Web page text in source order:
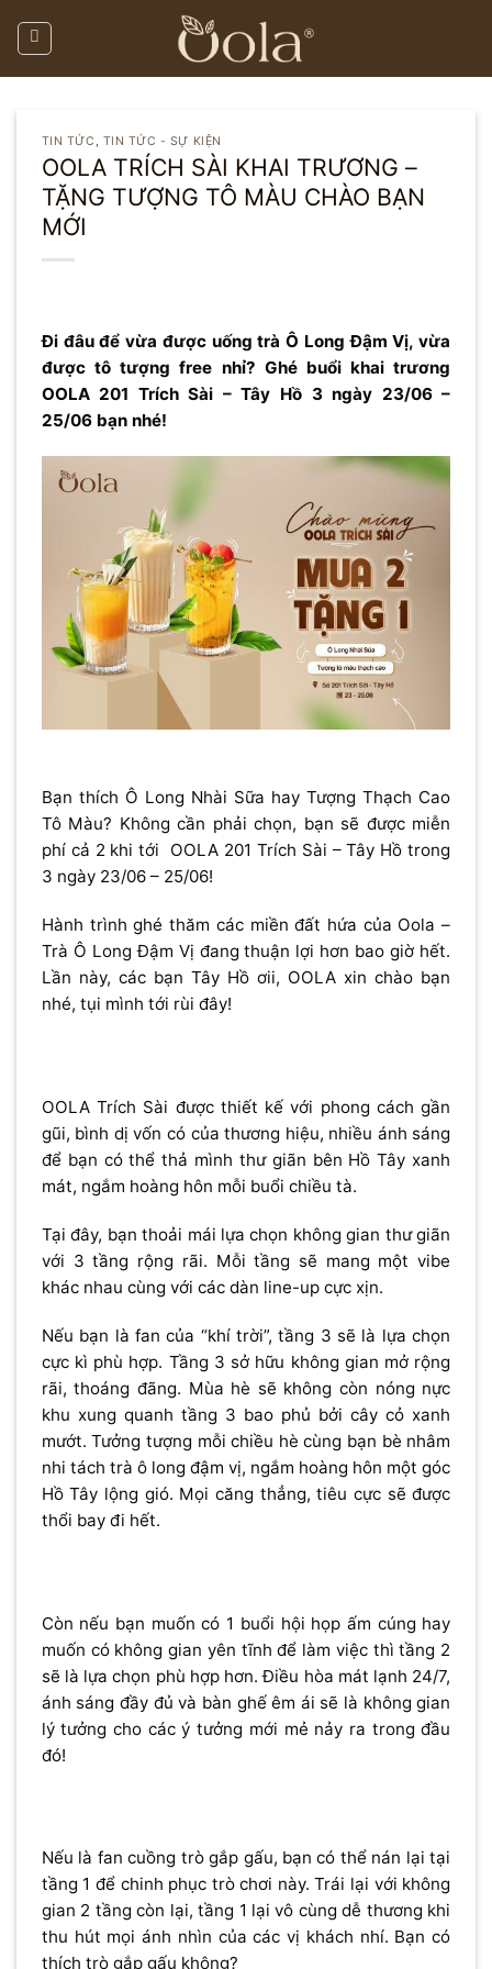
TIN TỨC , TIN TỨC - SỰ KIỆN
OOLA TRÍCH SÀI KHAI TRƯƠNG –
TẶNG TƯỢNG TÔ MÀU CHÀO BẠN
MỚI
Đi đâu để vừa được uống trà Ô Long Đậm Vị, vừa
được tô tượng free nhỉ? Ghé buổi khai trương
OOLA 201 Trích Sài – Tây Hồ 3 ngày 23/06 –
25/06 bạn nhé!
Bạn thích Ô Long Nhài Sữa hay Tượng Thạch Cao
Tô Màu? Không cần phải chọn, bạn sẽ được miễn
phí cả 2 khi tới OOLA 201 Trích Sài – Tây Hồ trong
3 ngày 23/06 – 25/06!
Hành trình ghé thăm các miền đất hứa của Oola –
Trà Ô Long Đậm Vị đang thuận lợi hơn bao giờ hết.
Lần này, các bạn Tây Hồ ơii, OOLA xin chào bạn
nhé, tụi mình tới rùi đây!
OOLA Trích Sài được thiết kế với phong cách gần
gũi, bình dị vốn có của thương hiệu, nhiều ánh sáng
để bạn có thể thả mình thư giãn bên Hồ Tây xanh
mát, ngắm hoàng hôn mỗi buổi chiều tà.
Tại đây, bạn thoải mái lựa chọn không gian thư giãn
với 3 tầng rộng rãi. Mỗi tầng sẽ mang một vibe
khác nhau cùng với các dàn line-up cực xịn.
Nếu bạn là fan của “khí trời”, tầng 3 sẽ là lựa chọn
cực kì phù hợp. Tầng 3 sở hữu không gian mở rộng
rãi, thoáng đãng. Mùa hè sẽ không còn nóng nực
khu xung quanh tầng 3 bao phủ bởi cây cỏ xanh
mướt. Tưởng tượng mỗi chiều hè cùng bạn bè nhâm
nhi tách trà ô long đậm vị, ngắm hoàng hôn một góc
Hồ Tây lộng gió. Mọi căng thẳng, tiêu cực sẽ được
thổi bay đi hết.
Còn nếu bạn muốn có 1 buổi hội họp ấm cúng hay
muốn có không gian yên tĩnh để làm việc thì tầng 2
sẽ là lựa chọn phù hợp hơn. Điều hòa mát lạnh 24/7,
ánh sáng đầy đủ và bàn ghế êm ái sẽ là không gian
lý tưởng cho các ý tưởng mới mẻ nảy ra trong đầu
đó!
Nếu là fan cuồng trò gắp gấu, bạn có thể nán lại tại
tầng 1 để chinh phục trò chơi này. Trái lại với không
gian 2 tầng còn lại, tầng 1 lại vô cùng dễ thương khi
thu hút mọi ánh nhìn của các vị khách nhí. Bạn có
thích trò gắp gấu không?